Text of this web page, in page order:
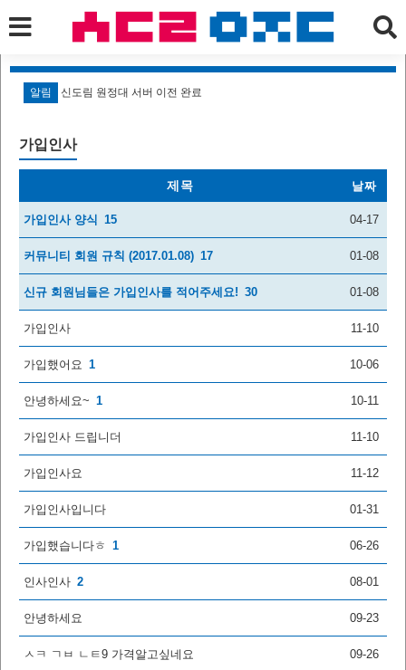
알림 신도림 원정대 서버 이전 완료
가입인사
제목 날짜
가입인사 양식 15 04-17
커뮤니티 회원 규칙 (2017.01.08) 17 01-08
신규 회원님들은 가입인사를 적어주세요! 30 01-08
가입인사 11-10
가입했어요 1 10-06
안녕하세요~ 1 10-11
가입인사 드립니더 11-10
가입인사요 11-12
가입인사입니다 01-31
가입했습니다ㅎ 1 06-26
인사인사 2 08-01
안녕하세요 09-23
ㅅㅋ ㄱㅂ ㄴㅌ9 가격알고싶네요 09-26